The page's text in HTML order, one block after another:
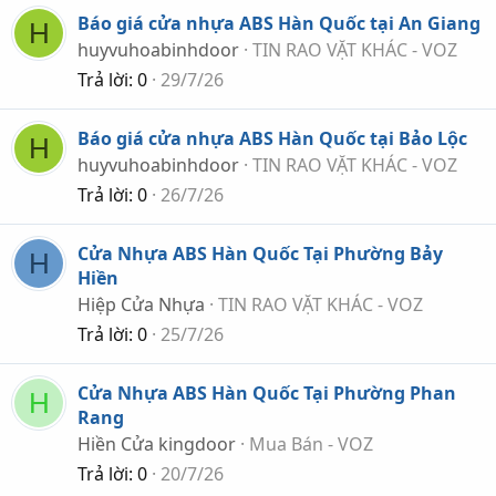
H
Báo giá cửa nhựa ABS Hàn Quốc tại An Giang
huyvuhoabinhdoor TIN RAO VẶT KHÁC - VOZ
Trả lời 0 29/7/26
H
Báo giá cửa nhựa ABS Hàn Quốc tại Bảo Lộc
huyvuhoabinhdoor TIN RAO VẶT KHÁC - VOZ
Trả lời 0 26/7/26
H
Cửa Nhựa ABS Hàn Quốc Tại Phường Bảy
Hiền
Hiệp Cửa Nhựa TIN RAO VẶT KHÁC - VOZ
Trả lời 0 25/7/26
H
Cửa Nhựa ABS Hàn Quốc Tại Phường Phan
Rang
Hiền Cửa kingdoor Mua Bán - VOZ
Trả lời 0 20/7/26